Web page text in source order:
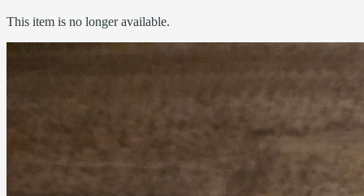
This item is no longer available.